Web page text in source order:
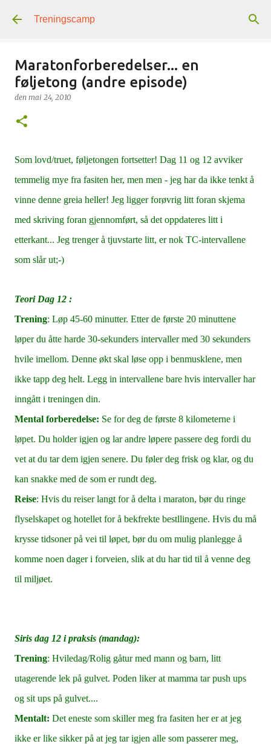
Gå til hovedinnhold
Treningscamp
Maratonforberedelser... en
føljetong (andre episode)
den mai 24, 2010
Som lovd/truet, føljetongen fortsetter! Dag 11 og 12 avviker
temmelig mye fra fasiten her, men men - jeg har da ikke tenkt å
vinne denne greia heller! Jeg ligger forøvrig litt foran skjema
med skriving foran gjennomført, så det oppdateres litt i
etterkant... Jeg trenger å tjuvstarte litt, er nok TC-intervallene
som slår ut;-)
Teori Dag 12 :
Trening: Løp 45-60 minutter. Etter de første 20 minuttene
løper du åtte harde 30-sekunders intervaller med 30 sekunders
hvile imellom. Denne økt skal løse opp i benmusklene, men
ikke tapp deg helt. Legg in intervallene bare hvis intervaller har
inngått i treningen din.
Mental forberedelse: Se for deg de første 8 kilometerne i
løpet. Du holder igjen og lar andre løpere passere deg fordi du
vet at du tar dem igjen senere. Du føler deg frisk og klar, og du
kan snakke med de som er rundt deg.
Reise: Hvis du reiser langt for å delta i maraton, bør du ringe
flyselskapet og hotellet for å bekfrekte bestllingene. Hvis du må
krysse tidsoner på vei til løpet, bør du om mulig planlegge å
komme noen dager i forveien, slik at du har tid til å venne deg
til miljøet.
Siris dag 12 i praksis (mandag):
Trening: Hviledag/Rolig gåtur med mann og barn, litt
utagerende lek på gulvet. Poden liker at mamma tar push ups
og sit ups på gulvet....
Mentalt: Det eneste som skiller meg fra fasiten her er at jeg
ikke er like sikker på at jeg tar igjen alle som passerer meg,